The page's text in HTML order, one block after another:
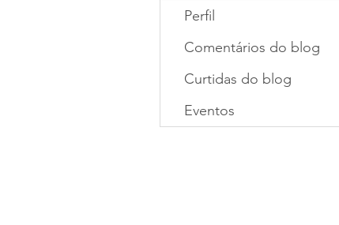
Perfil
Comentários do blog
Curtidas do blog
Eventos